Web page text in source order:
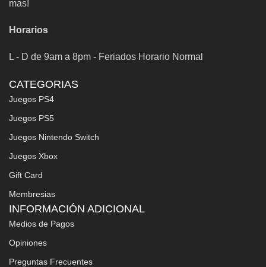
mas!
Horarios
L - D de 9am a 8pm - Feriados Horario Normal
CATEGORIAS
Juegos PS4
Juegos PS5
Juegos Nintendo Switch
Juegos Xbox
Gift Card
Membresias
INFORMACIÓN ADICIONAL
Medios de Pagos
Opiniones
Preguntas Frecuentes